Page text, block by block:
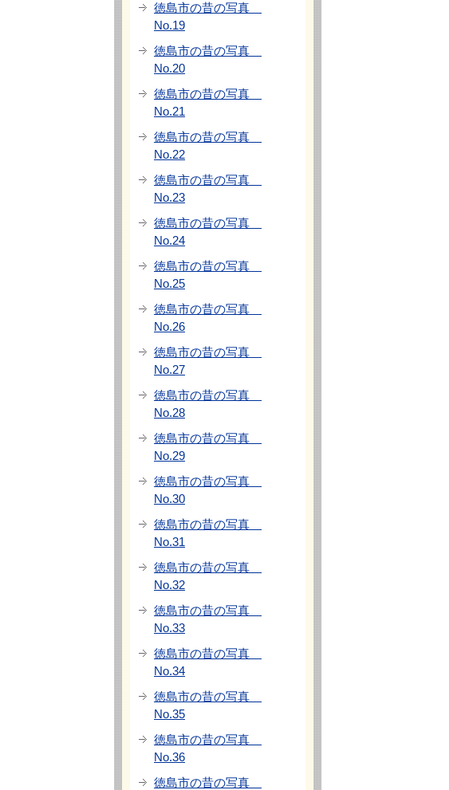
徳島市の昔の写真
No.19
徳島市の昔の写真
No.20
徳島市の昔の写真
No.21
徳島市の昔の写真
No.22
徳島市の昔の写真
No.23
徳島市の昔の写真
No.24
徳島市の昔の写真
No.25
徳島市の昔の写真
No.26
徳島市の昔の写真
No.27
徳島市の昔の写真
No.28
徳島市の昔の写真
No.29
徳島市の昔の写真
No.30
徳島市の昔の写真
No.31
徳島市の昔の写真
No.32
徳島市の昔の写真
No.33
徳島市の昔の写真
No.34
徳島市の昔の写真
No.35
徳島市の昔の写真
No.36
徳島市の昔の写真